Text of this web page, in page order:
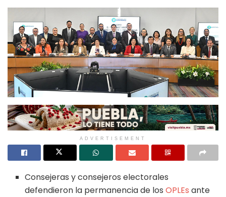
ADVERTISEMENT
Consejeras y consejeros electorales
defendieron la permanencia de losOPLEs ante